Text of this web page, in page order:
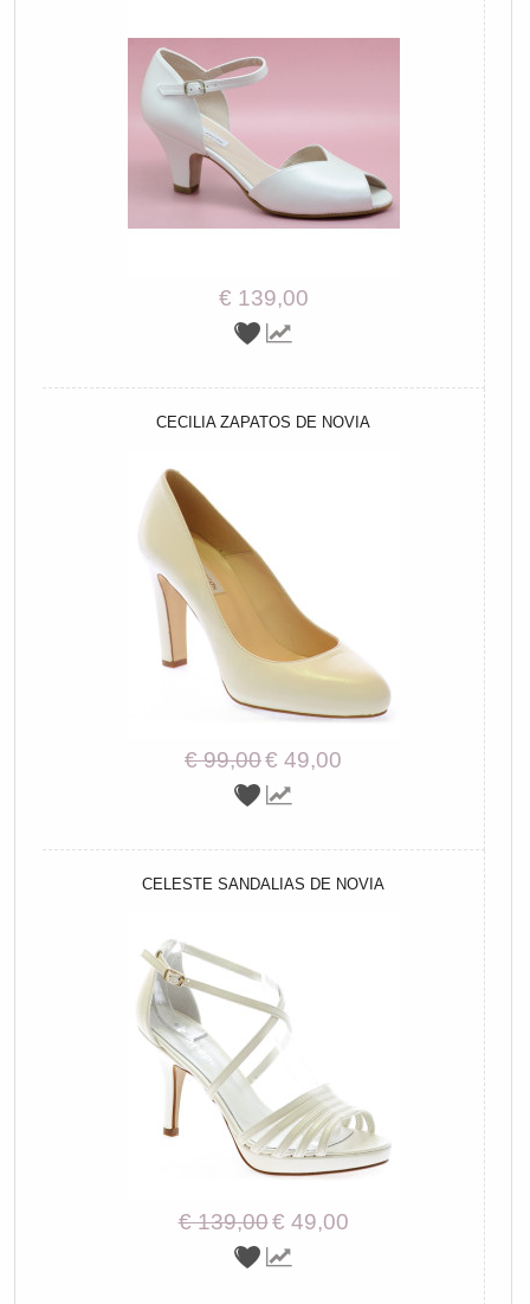
€ 139,00
CECILIA ZAPATOS DE NOVIA
€ 99,00€ 49,00
CELESTE SANDALIAS DE NOVIA
€ 139,00€ 49,00